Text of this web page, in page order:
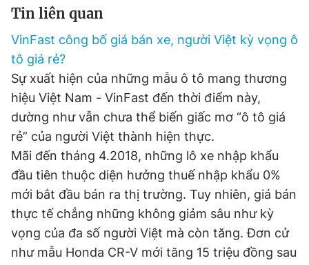
Tin liên quan
VinFast công bố giá bán xe, người Việt kỳ vọng ô
tô giá rẻ?
Sự xuất hiện của những mẫu ô tô mang thương
hiệu Việt Nam - VinFast đến thời điểm này,
dường như vẫn chưa thể biến giấc mơ “ô tô giá
rẻ” của người Việt thành hiện thực.
Mãi đến tháng 4.2018, những lô xe nhập khẩu
đầu tiên thuộc diện hưởng thuế nhập khẩu 0%
mới bắt đầu bán ra thị trường. Tuy nhiên, giá bán
thực tế chẳng những không giảm sâu như kỳ
vọng của đa số người Việt mà còn tăng. Đơn cử
như mẫu Honda CR-V mới tăng 15 triệu đồng sau